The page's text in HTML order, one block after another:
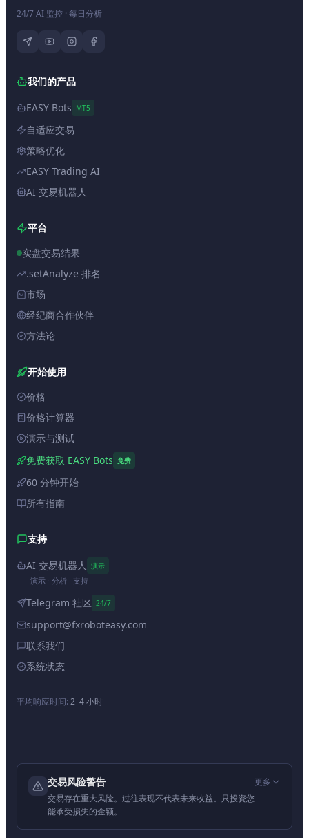
24/7 AI 监控 · 每日分析
我们的产品
EASY Bots MT5
自适应交易
策略优化
EASY Trading AI
AI 交易机器人
平台
实盘交易结果
.setAnalyze 排名
市场
经纪商合作伙伴
方法论
开始使用
价格
价格计算器
演示与测试
免费获取 EASY Bots 免费
60 分钟开始
所有指南
支持
AI 交易机器人
演示
演示 · 分析 · 支持
Telegram 社区 24/7
support@fxroboteasy.com
联系我们
系统状态
平均响应时间: 2–4 小时
交易风险警告
交易存在重大风险。过往表现不代表未来收益。只投资您
能承受损失的金额。
更多